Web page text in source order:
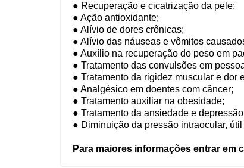
● Recuperação e cicatrização da pele;
● Ação antioxidante;
● Alívio de dores crônicas;
● Alívio das náuseas e vômitos
● Auxílio na recuperação do peso em
● Tratamento das convulsões em
● Tratamento da rigidez muscular e dor
● Analgésico em doentes com câncer;
● Tratamento auxiliar na obesidade;
● Tratamento da ansiedade e
● Diminuição da pressão intraocular,
Para maiores informações entrar em